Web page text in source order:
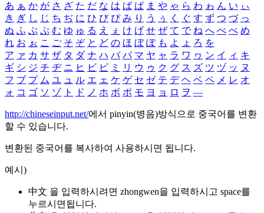
あ ぁ か が さ ざ た だ な は ば ぱ ま や ゃ ら わ ゎ ん い ぃ
き ぎ し じ ち ぢ に ひ び ぴ み り う ぅ く ぐ す ず つ づ っ
ぬ ふ ぶ ぷ む ゆ ゅ る え ぇ け げ せ ぜ て で ね へ べ ぺ め
れ お ぉ こ ご そ ぞ と ど の ほ ぼ ぽ も よ ょ ろ を
ア ァ カ サ ザ タ ダ ナ ハ バ パ マ ヤ ャ ラ ワ ヮ ン イ ィ キ
ギ シ ジ チ ヂ ニ ヒ ビ ピ ミ リ ウ ゥ ク グ ス ズ ツ ヅ ッ ヌ
フ ブ プ ム ユ ュ ル エ ェ ケ ゲ セ ゼ テ デ ヘ ベ ペ メ レ オ
ォ コ ゴ ソ ゾ ト ド ノ ホ ボ ポ モ ヨ ョ ロ ヲ ―
http://chineseinput.net/에서 pinyin(병음)방식으로 중국어를 변환
할 수 있습니다.
변환된 중국어를 복사하여 사용하시면 됩니다.
예시)
中文 을 입력하시려면 zhongwen을 입력하시고 space를
누르시면됩니다.